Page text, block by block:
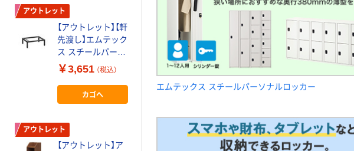
エムテックス スチールパーソナルロッカー
アウトレット
【アウトレット】【軒
先渡し】エムテック
ス スチールパーソ
ナルロッカー スチ
ール脚 幅500mm
用 285122 1台（直
送品）
￥3,651 （税込）
カゴへ
アウトレット
【アウトレット】ア
アウトレット
【アウトレット】山
崎実業 スリムスリ
ッパラック 4足用
レッド 1台
￥1,067 （税込）
カゴへ
アウトレット
【アウトレット】山
【アウトレ
崎産業 YS
ノコ･セフ
C型(キャッ
F-115-3-
￥8,252
わけあり特価
アスプルン